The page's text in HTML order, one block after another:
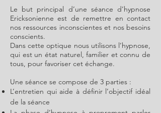
Le but principal d’une séance d’hypnose
Ericksonienne est de remettre en contact
nos ressources inconscientes et nos besoins
conscients.
Dans cette optique nous utilisons l’hypnose,
qui est un état naturel, familier et connu de
tous, pour favoriser cet échange.
Une séance se compose de 3 parties :
L’entretien qui aide à définir l’objectif idéal
de la séance